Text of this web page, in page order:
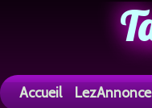
Accueil